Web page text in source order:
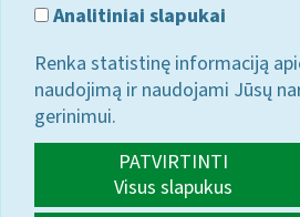
Analitiniai slapukai
Renka statistinę informaciją
naudojimą ir naudojami Jūsų
gerinimui.
PATVIRTINTI
Visus slapukus